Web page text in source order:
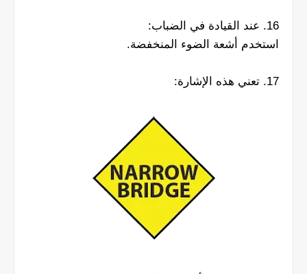
16. عند القيادة في الضباب:
استخدم أشعة الضوء المنخفضة.
17. تعني هذه الإشارة: